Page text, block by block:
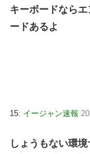
キーボードなら
ードあるよ
15: イージャン速報
しょうもない環